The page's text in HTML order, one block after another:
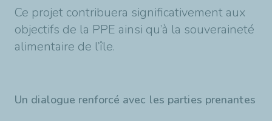
Ce projet contribuera significativement aux
objectifs de la PPE ainsi qu’à la souveraineté
alimentaire de l’île.
Un dialogue renforcé avec les parties prenantes